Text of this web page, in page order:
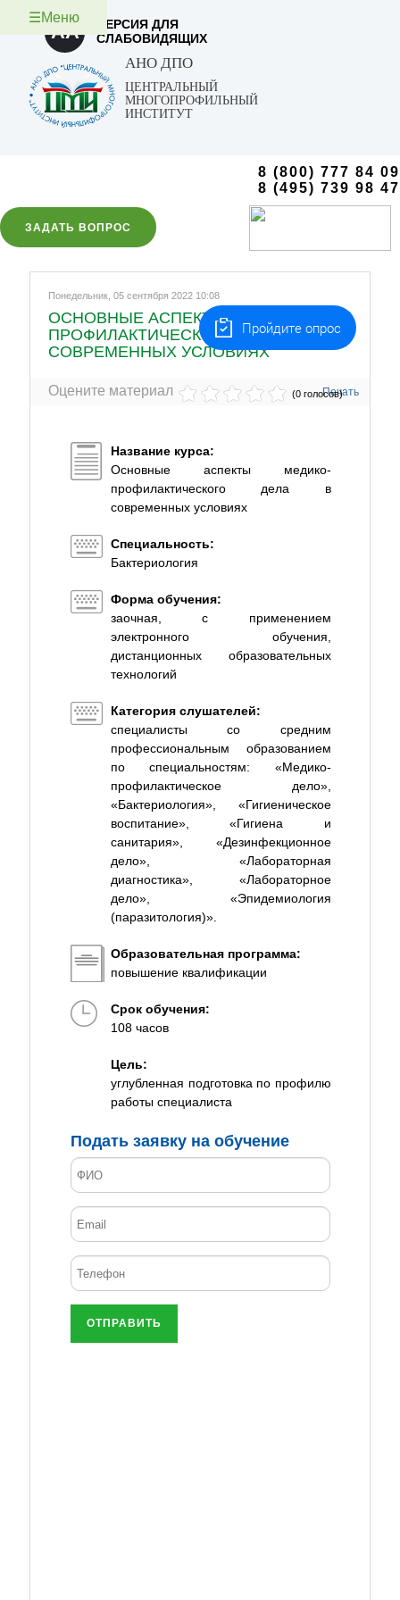
☰Меню
AA
ВЕРСИЯ ДЛЯ
СЛАБОВИДЯЩИХ
АНО ДПО
ЦЕНТРАЛЬНЫЙ
МНОГОПРОФИЛЬНЫЙ
ИНСТИТУТ
8 (800) 777 84 09
8 (495) 739 98 47
ЗАДАТЬ ВОПРОС
Понедельник, 05 сентября 2022 10:08
ОСНОВНЫЕ АСПЕКТЫ МЕДИКО-
ПРОФИЛАКТИЧЕСКОГО ДЕЛА В
СОВРЕМЕННЫХ УСЛОВИЯХ
Печать
Оцените материал (0 голосов)
Название курса:
Основные аспекты медико-
профилактического дела в
современных условиях
Специальность:
Бактериология
Форма обучения:
заочная, с применением
электронного обучения,
дистанционных образовательных
технологий
Категория слушателей:
специалисты со средним
профессиональным образованием
по специальностям: «Медико-
профилактическое дело»,
«Бактериология», «Гигиеническое
воспитание», «Гигиена и
санитария», «Дезинфекционное
дело», «Лабораторная
диагностика», «Лабораторное
дело», «Эпидемиология
(паразитология)».
Образовательная программа:
повышение квалификации
Срок обучения:
108 часов
Цель:
углубленная подготовка по профилю
работы специалиста
Подать заявку на обучение
ОТПРАВИТЬ
Пройдите опрос